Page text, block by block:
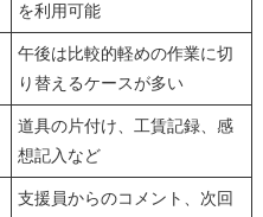
を利用可能
午後は比較的軽めの作業に切
り替えるケースが多い
道具の片付け、工賃記録、感
想記入など
支援員からのコメント、次回